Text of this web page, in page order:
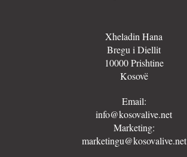
Xheladin Hana
Bregu i Diellit
10000 Prishtine
Kosovë
Email:
info@kosovalive.net
Marketing:
marketingu@kosovalive.net